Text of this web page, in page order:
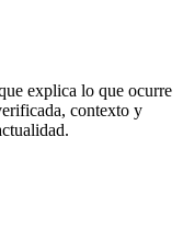
explica lo que ocurre
contexto y